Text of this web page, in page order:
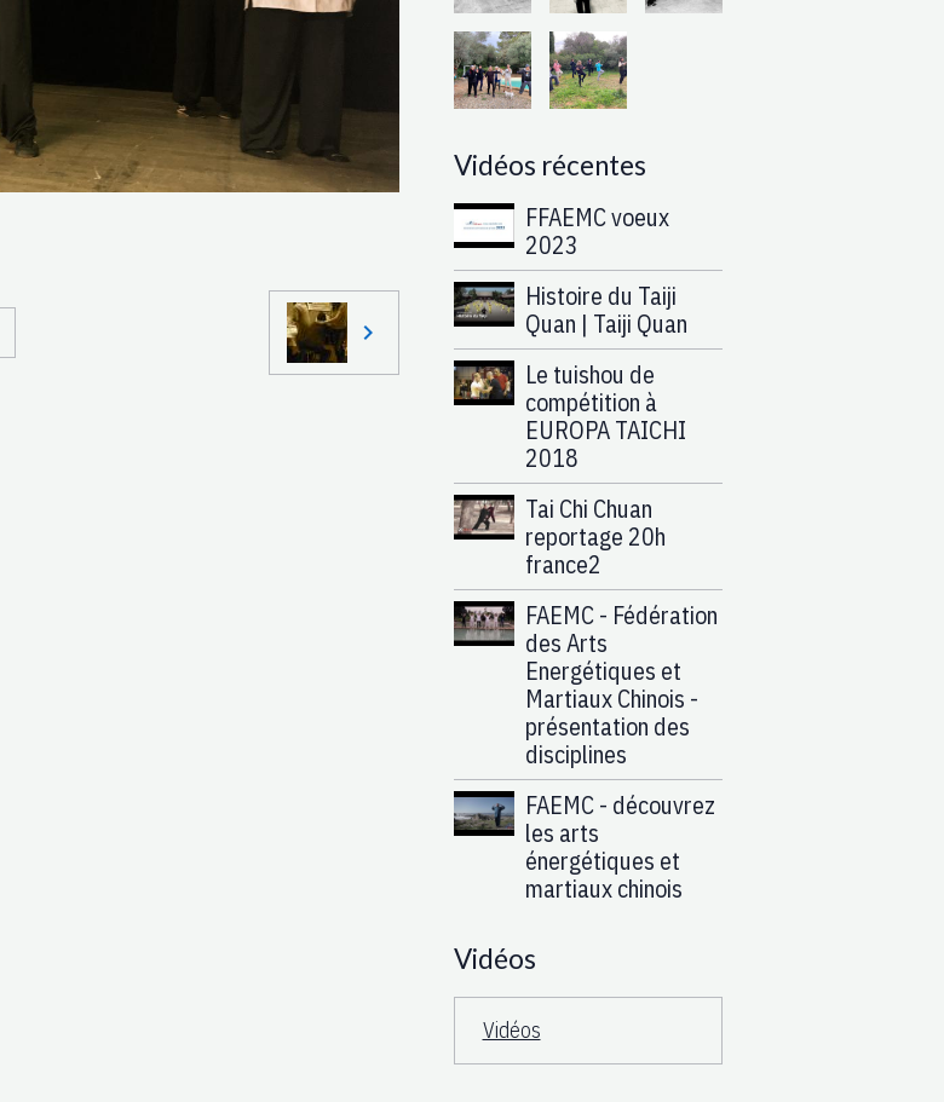
Vidéos récentes
FFAEMC voeux
2023
Histoire du Taiji
Quan | Taiji Quan
Le tuishou de
compétition à
EUROPA TAICHI
2018
Tai Chi Chuan
reportage 20h
france2
FAEMC - Fédération
des Arts
Energétiques et
Martiaux Chinois -
présentation des
disciplines
FAEMC - découvrez
les arts
énergétiques et
martiaux chinois
Vidéos
Vidéos